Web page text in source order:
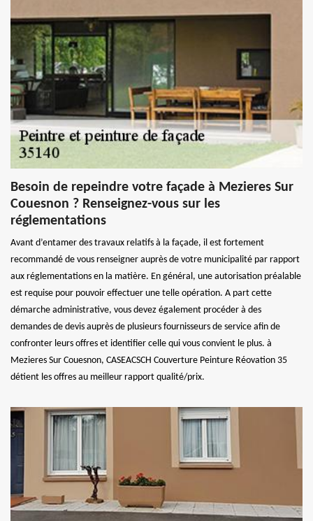
Besoin de repeindre votre façade à Mezieres Sur
Couesnon ? Renseignez-vous sur les
réglementations
Avant d’entamer des travaux relatifs à la façade, il est fortement
recommandé de vous renseigner auprès de votre municipalité par rapport
aux réglementations en la matière. En général, une autorisation préalable
est requise pour pouvoir effectuer une telle opération. A part cette
démarche administrative, vous devez également procéder à des
demandes de devis auprès de plusieurs fournisseurs de service afin de
confronter leurs offres et identifier celle qui vous convient le plus. à
Mezieres Sur Couesnon, CASEACSCH Couverture Peinture Réovation 35
détient les offres au meilleur rapport qualité/prix.